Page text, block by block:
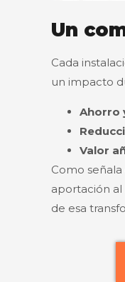
Un
Cada
un impacto
Ahorro
Valor
Como
aportación
de esa